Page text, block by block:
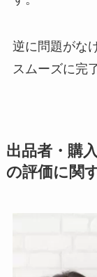
逆に問題がな
スムーズに完
出品者・購
の評価に関